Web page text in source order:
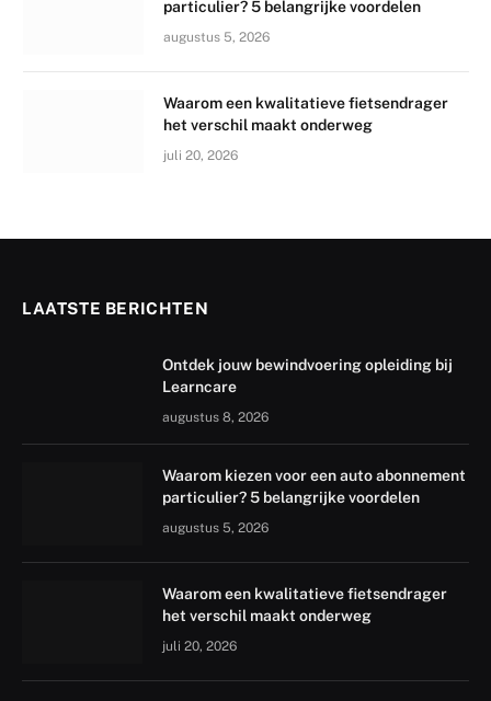
particulier? 5 belangrijke voordelen
augustus 5, 2026
Waarom een kwalitatieve fietsendrager
het verschil maakt onderweg
juli 20, 2026
LAATSTE BERICHTEN
Ontdek jouw bewindvoering opleiding bij
Learncare
augustus 8, 2026
Waarom kiezen voor een auto abonnement
particulier? 5 belangrijke voordelen
augustus 5, 2026
Waarom een kwalitatieve fietsendrager
het verschil maakt onderweg
juli 20, 2026